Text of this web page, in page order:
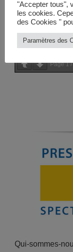
Page1/
Qui-sommes-
"Accepter tous",
les cookies.
des Cookies "
Paramètres des